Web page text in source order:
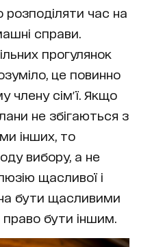
розподіляти час на
справи.
прогулянок
це повинно
члену сім'ї. Якщо
не збігаються з
інших, то
вибору, а не
щасливої і
бути щасливими
бути іншим.